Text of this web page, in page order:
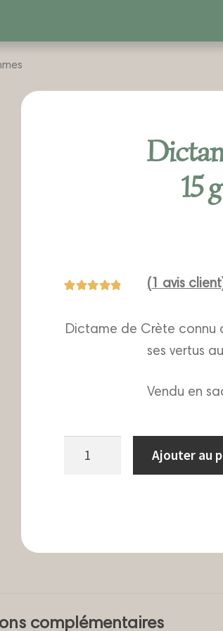
15
notation
( 1 avis
Dictame de Crète connu
ses vertus
Vendu en
grammes
Ajouter au
complémentaires